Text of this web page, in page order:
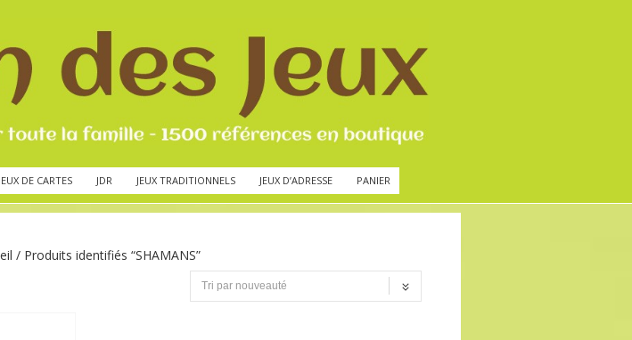
JEUX DE CARTES JDR JEUX TRADITIONNELS JEUX D’ADRESSE PANIER
/ Produits identifiés “SHAMANS”